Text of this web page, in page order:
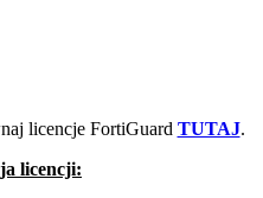
licencje FortiGuard TUTAJ.
licencji: